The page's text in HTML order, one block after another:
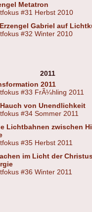
Metatron
#31 Herbst 2010
Gabriel auf
#32 Winter 2010
2011
2011
#33 FrÃ¼hling 2011
von Unendlichkeit
#34 Sommer 2011
Lichtbahnen zwischen
#35 Herbst 2011
im Licht der
#36 Winter 2011